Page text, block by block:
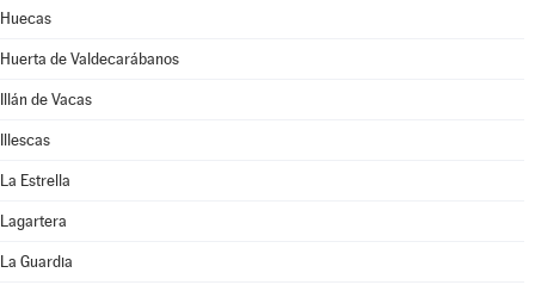
Huecas
Huerta de Valdecarábanos
Illán de Vacas
Illescas
La Estrella
Lagartera
La Guardia